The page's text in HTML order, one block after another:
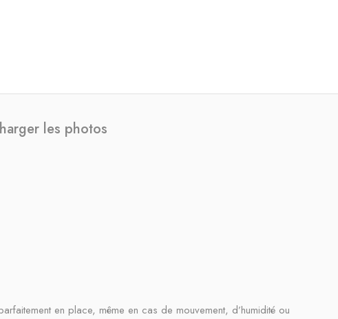
les photos
en place, même en cas de mouvement, d’humidité ou